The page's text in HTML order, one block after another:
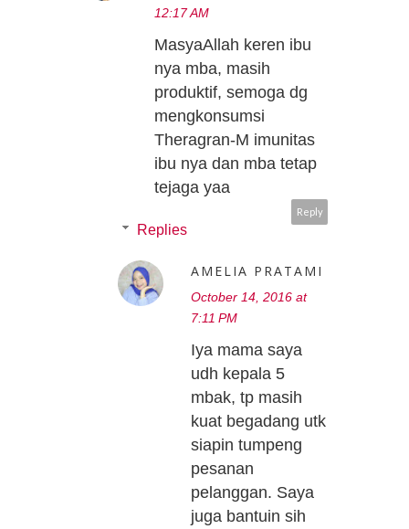
12:17 AM
MasyaAllah keren ibu
nya mba, masih
produktif, semoga dg
mengkonsumsi
Theragran-M imunitas
ibu nya dan mba tetap
tejaga yaa
Reply
Replies
AMELIA PRATAMI
October 14, 2016 at
7:11 PM
Iya mama saya
udh kepala 5
mbak, tp masih
kuat begadang utk
siapin tumpeng
pesanan
pelanggan. Saya
juga bantuin sih